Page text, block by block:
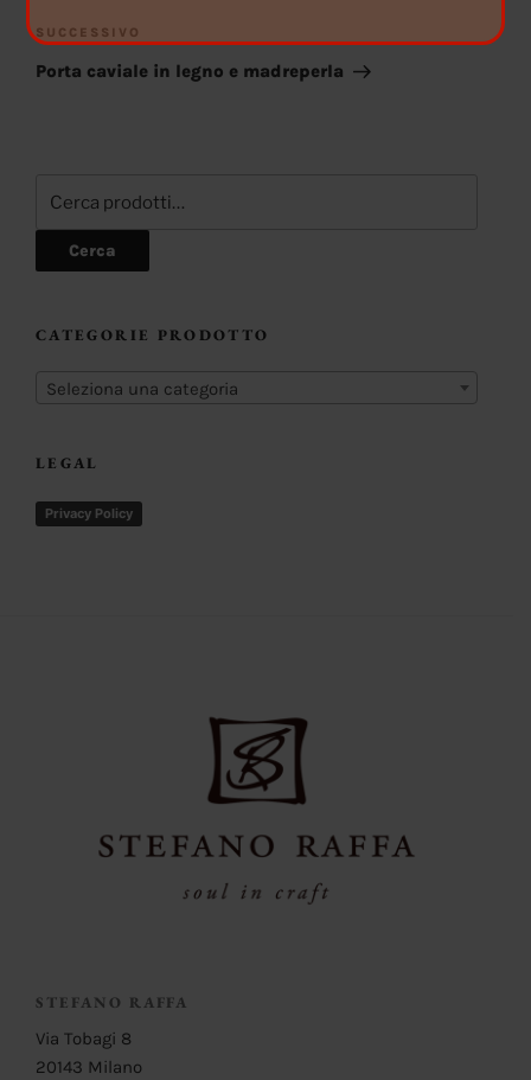
Articolo
successivo
SUCCESSIVO
Porta caviale in legno e madreperla
Cerca
CATEGORIE PRODOTTO
Seleziona una categoria
LEGAL
Privacy Policy
STEFANO RAFFA
Via Tobagi 8
20143 Milano